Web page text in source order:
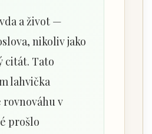
a život —
nikoliv jako
citát. Tato
lahvička
v
prošlo